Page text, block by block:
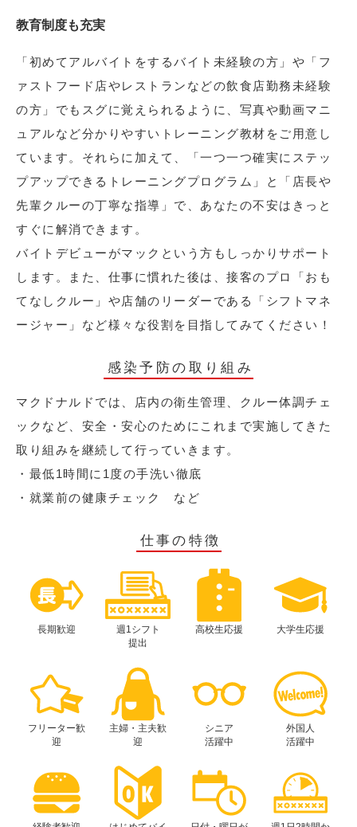
教育制度も充実
「初めてアルバイトをするバイト未経験の方」や「フ
ァストフード店やレストランなどの飲食店勤務未経験
の方」でもスグに覚えられるように、写真や動画マニ
ュアルなど分かりやすいトレーニング教材をご用意し
ています。それらに加えて、「一つ一つ確実にステッ
プアップできるトレーニングプログラム」と「店長や
先輩クルーの丁寧な指導」で、あなたの不安はきっと
すぐに解消できます。
バイトデビューがマックという方もしっかりサポート
します。また、仕事に慣れた後は、接客のプロ「おも
てなしクルー」や店舗のリーダーである「シフトマネ
ージャー」など様々な役割を目指してみてください！
感染予防の取り組み
マクドナルドでは、店内の衛生管理、クルー体調チェ
ックなど、安全・安心のためにこれまで実施してきた
取り組みを継続して行っていきます。
・最低1時間に1度の手洗い徹底
・就業前の健康チェック など
仕事の特徴
長期歓迎
週1シフト
提出
高校生応援 大学生応援
フリーター歓
迎
主婦・主夫歓
迎
シニア
活躍中
外国人
活躍中